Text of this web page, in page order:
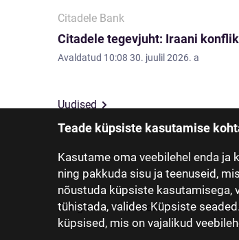
Teade küpsiste kasutamise
Kasutame oma veebilehel enda
ning pakkuda sisu ja teenuseid,
nõustuda küpsiste kasutamisega,
tühistada, valides Küpsiste
küpsised, mis on vajalikud
Citadele Bank
Citadele tegevjuht: Iraani
Avaldatud 10:08 30. juulil 2026. a
Uudised
Pangast Investorsuhted